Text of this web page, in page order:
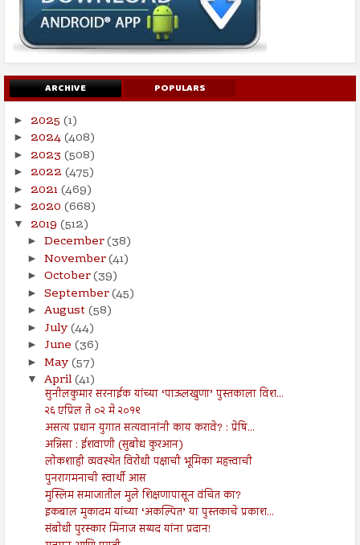
ARCHIVE POPULARS
► 2025 (1)
► 2024(408)
► 2023 (508)
► 2022 (475)
► 2021(469)
► 2020 (668)
▼ 2019 (512)
► December(38)
► November(41)
► October(39)
► September(45)
► August(58)
► July(44)
► June (36)
► May(57)
▼ April(41)
सुनीलकुमार सरनाईक यांच्या ‘पाऊलखुणा’ पुस्तकाला विश...
२६ एप्रिल ते ०२ मे २०१९
असत्य प्रधान युगात सत्यवानांनी काय करावे? : प्रेषि...
अन्निसा : ईशवाणी (सुबोध कुरआन)
लोकशाही व्यवस्थेत विरोधी पक्षाची भूमिका महत्त्वाची
पुनरागमनाची स्वार्थी आस
मुस्लिम समाजातील मुले शिक्षणापासून वंचित का?
इकबाल मुकादम यांच्या ‘अकल्पित’ या पुस्तकाचे प्रकाश...
संबोधी पुरस्कार मिनाज सय्यद यांना प्रदान!